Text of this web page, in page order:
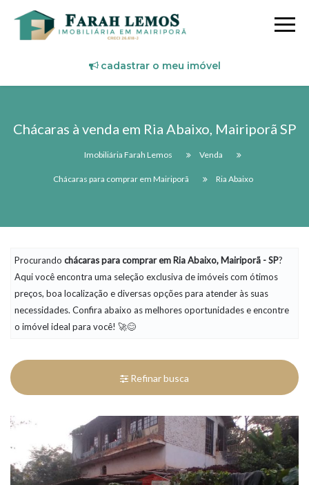
cadastrar o meu imóvel
Chácaras à venda em Ria Abaixo, Mairiporã SP
Imobiliária Farah Lemos Venda
Chácaras para comprar em Mairiporã Ria Abaixo
Procurando chácaraspara comprar em Ria Abaixo, Mairiporã - SP?
Aqui você encontra uma seleção exclusiva de imóveis com ótimos
preços, boa localização e diversas opções para atender às suas
necessidades. Confira abaixo as melhores oportunidades e encontre
o imóvel ideal para você! 🚀😊
Refinar busca